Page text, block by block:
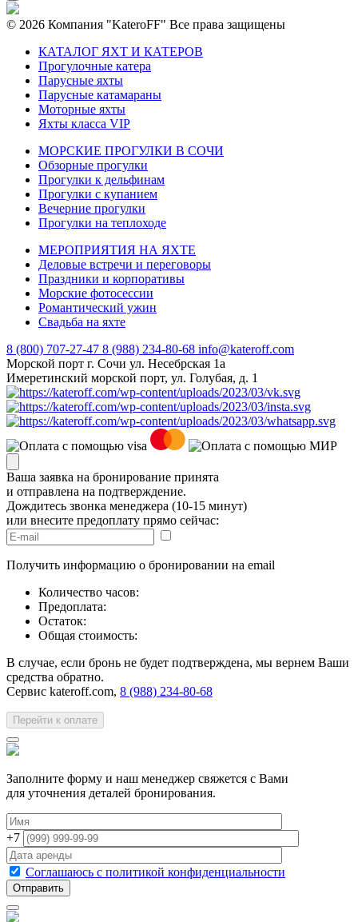
© 2026 Компания "KateroFF" Все права защищены
КАТАЛОГ ЯХТ И КАТЕРОВ
Прогулочные катера
Парусные яхты
Парусные катамараны
Моторные яхты
Яхты класса VIP
МОРСКИЕ ПРОГУЛКИ В СОЧИ
Обзорные прогулки
Прогулки к дельфинам
Прогулки с купанием
Вечерние прогулки
Прогулки на теплоходе
МЕРОПРИЯТИЯ НА ЯХТЕ
Деловые встречи и переговоры
Праздники и корпоративы
Морские фотосессии
Романтический ужин
Свадьба на яхте
8 (800) 707-27-47 8 (988) 234-80-68 info@kateroff.com
Морской порт г. Сочи ул. Несебрская 1а
Имеретинский морской порт, ул. Голубая, д. 1
Ваша заявка на бронирование принята
и отправлена на подтверждение.
Дождитесь звонка менеджера (10-15 минут)
или внесите предоплату прямо сейчас:
Получить информацию о бронировании на email
Количество часов:
Предоплата:
Остаток:
Общая стоимость:
В случае, если бронь не будет подтверждена, мы вернем Ваши
средства обратно.
Сервис kateroff.com, 8 (988) 234-80-68
Перейти к оплате
Заполните форму и наш менеджер свяжется с Вами
для уточнения деталей бронирования.
+7
Соглашаюсь с политикой конфиденциальности